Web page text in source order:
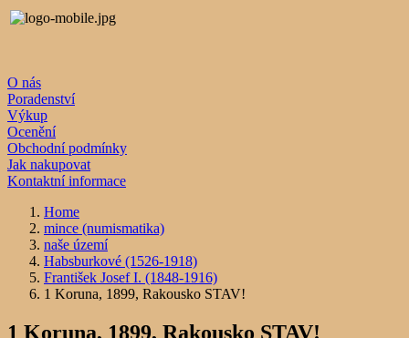
O nás
Poradenství
Výkup
Ocenění
Obchodní podmínky
Jak nakupovat
Kontaktní informace
Home
mince (numismatika)
naše území
Habsburkové (1526-1918)
František Josef I. (1848-1916)
1 Koruna, 1899, Rakousko STAV!
1 Koruna, 1899, Rakousko STAV!